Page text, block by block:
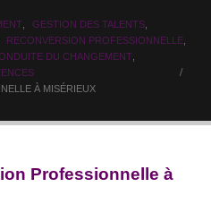
GESTION DES TALENTS
RECONVERSION PROFESSIONNELLE
DU CHANGEMENT
À MISÉRIEUX
Professionnelle à